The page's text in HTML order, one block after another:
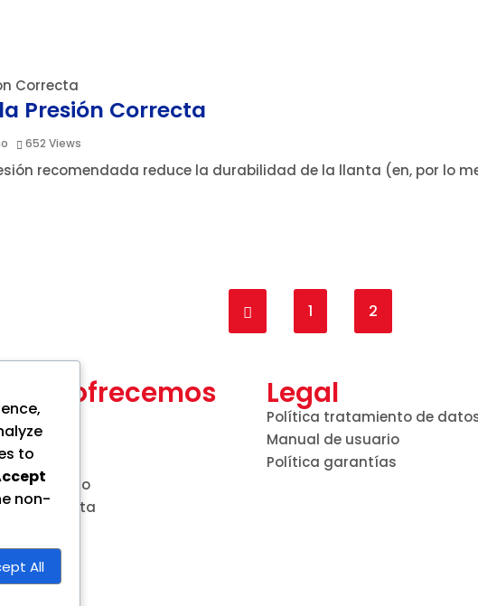
Presión Correcta
652 Views
recomendada reduce la durabilidad de la llanta (en, por lo
Previous page
1 2
que ofrecemos
de pago
una cita
Legal
Política tratamiento de
Manual de usuario
Política garantías
to
non-
All